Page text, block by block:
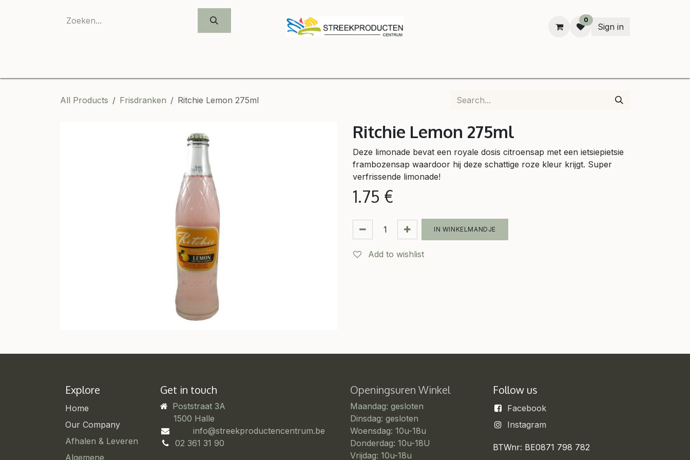
0
Sign in
All Products Frisdranken Ritchie Lemon 275ml
Ritchie Lemon 275ml
Deze limonade bevat een royale dosis citroensap met een ietsiepietsie
frambozensap waardoor hij deze schattige roze kleur krijgt. Super
verfrissende limonade!
1.75 €
IN WINKELMANDJE
Add to wishlist
Explore
Home
Our Company
Afhalen & Leveren
Algemene
Get in touch
Poststraat 3A
​1500 Halle
info@streekproductencentrum.be
02 361 31 90
Follow us
Facebook
Instagram
BTWnr: BE0871 798 782
Openingsuren Winkel
Maandag: gesloten
Dinsdag: gesloten
Woensdag: 10u-18u
Donderdag: 10u-18U
Vrijdag: 10u-18u